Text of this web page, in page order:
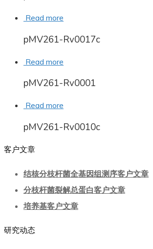
Read more
pMV261-Rv0017c
Read more
pMV261-Rv0001
Read more
pMV261-Rv0010c
客户文章
结核分枝杆菌全基因组测序客户文章
分枝杆菌裂解总蛋白客户文章
培养基客户文章
研究动态